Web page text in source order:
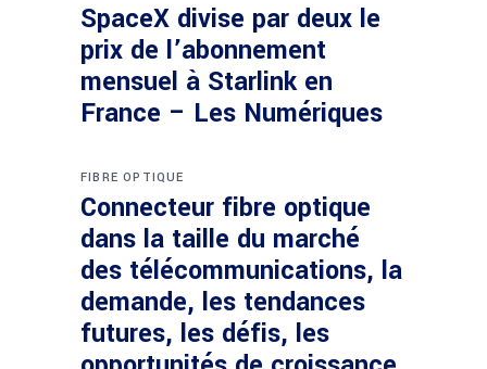
SpaceX divise par deux le
prix de l’abonnement
mensuel à Starlink en
France – Les Numériques
FIBRE OPTIQUE
Connecteur fibre optique
dans la taille du marché
des télécommunications, la
demande, les tendances
futures, les défis, les